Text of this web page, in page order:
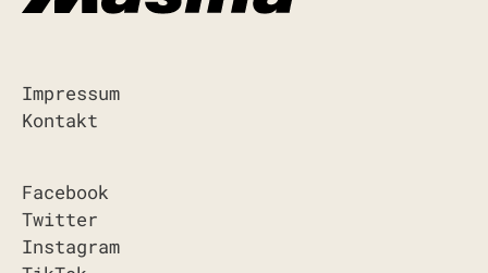
Impressum
Kontakt
Facebook
Twitter
Instagram